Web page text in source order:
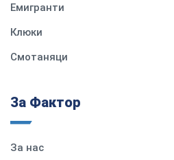
Емигранти
Клюки
Смотаняци
За Фактор
За нас